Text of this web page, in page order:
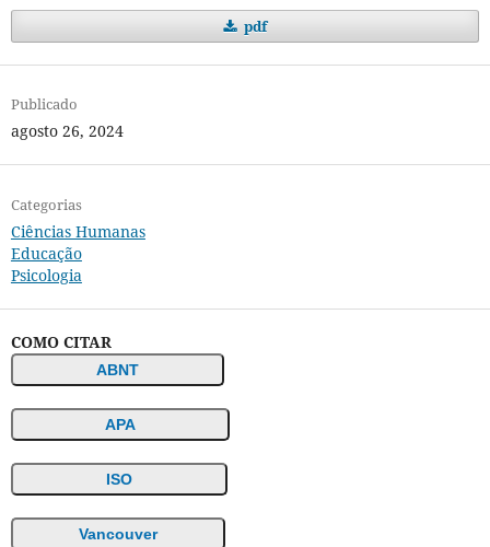
pdf
Publicado
agosto 26, 2024
Categorias
Ciências Humanas
Educação
Psicologia
COMO CITAR
ABNT
APA
ISO
Vancouver